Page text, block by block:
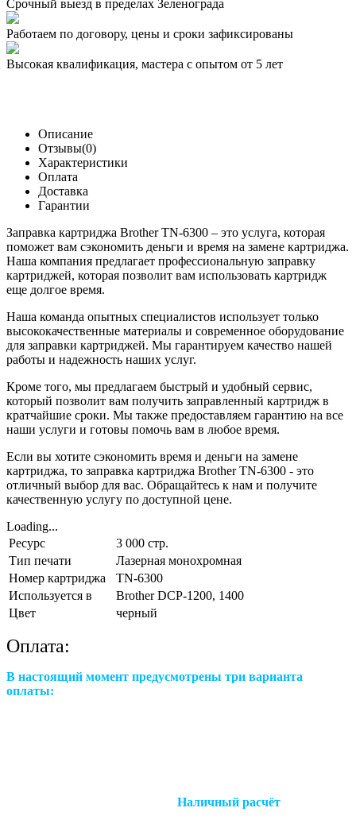
Срочный выезд в пределах Зеленограда
Работаем по договору, цены и сроки зафиксированы
Высокая квалификация, мастера с опытом от 5 лет
Описание
Отзывы(0)
Характеристики
Оплата
Доставка
Гарантии
Заправка картриджа Brother TN-6300 – это услуга, которая
поможет вам сэкономить деньги и время на замене картриджа.
Наша компания предлагает профессиональную заправку
картриджей, которая позволит вам использовать картридж
еще долгое время.
Наша команда опытных специалистов использует только
высококачественные материалы и современное оборудование
для заправки картриджей. Мы гарантируем качество нашей
работы и надежность наших услуг.
Кроме того, мы предлагаем быстрый и удобный сервис,
который позволит вам получить заправленный картридж в
кратчайшие сроки. Мы также предоставляем гарантию на все
наши услуги и готовы помочь вам в любое время.
Если вы хотите сэкономить время и деньги на замене
картриджа, то заправка картриджа Brother TN-6300 - это
отличный выбор для вас. Обращайтесь к нам и получите
качественную услугу по доступной цене.
Loading...
Ресурс
3 000 стр.
Тип печати
Лазерная монохромная
Номер картриджа
TN-6300
Используется в
Brother DCP-1200, 1400
Цвет
черный
Оплата:
В настоящий момент предусмотрены три варианта
оплаты:
Наличный расчёт